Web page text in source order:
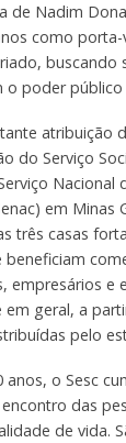
de Nadim
como
buscando
o poder público
atribuição
do Serviço
Nacional
em Minas
três casas
beneficiam
empresários e
geral, a
pelo
anos, o Sesc
das
de vida.